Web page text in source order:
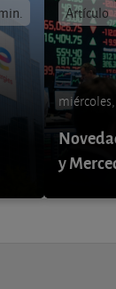
Artículo
y